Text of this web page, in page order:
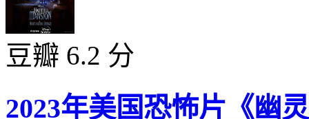
豆瓣 6.2 分
2023年美国恐怖片《幽